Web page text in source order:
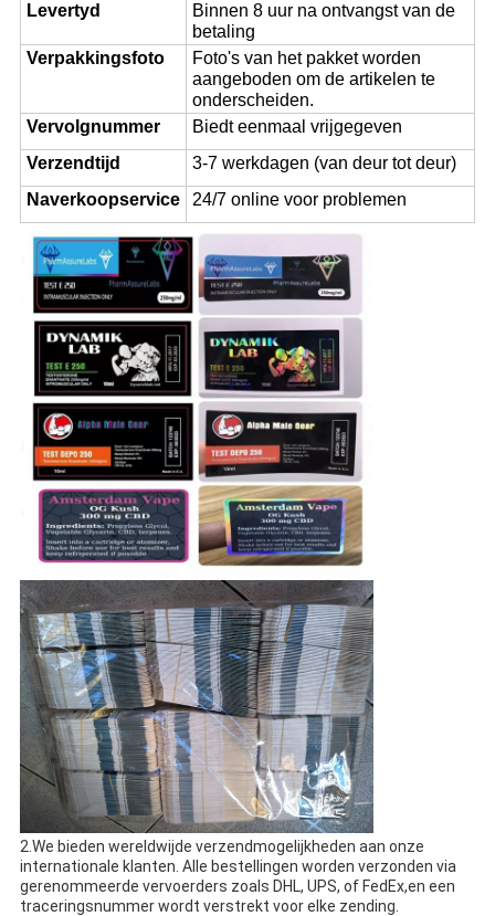
Levertyd
Binnen 8 uur na ontvangst van de
betaling
Verpakkingsfoto
Foto's van het pakket worden
aangeboden om de artikelen te
onderscheiden.
Vervolgnummer
Biedt eenmaal vrijgegeven
Verzendtijd
3-7 werkdagen (van deur tot deur)
Naverkoopservice
24/7 online voor problemen
2.We bieden wereldwijde verzendmogelijkheden aan onze
internationale klanten. Alle bestellingen worden verzonden via
gerenommeerde vervoerders zoals DHL, UPS, of FedEx,en een
traceringsnummer wordt verstrekt voor elke zending.